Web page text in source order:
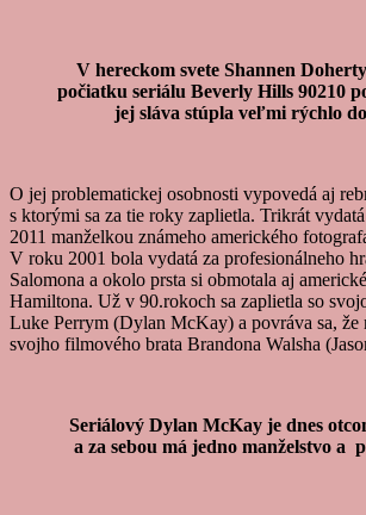
V hereckom svete Shannen
počiatku seriálu Beverly Hills 90210
jej sláva stúpla veľmi rýchlo
O jej problematickej osobnosti vypovedá aj
s ktorými sa za tie roky zaplietla. Trikrát
2011 manželkou známeho amerického
V roku 2001 bola vydatá za profesionálneho
Salomona a okolo prsta si obmotala aj
Hamiltona. Už v 90.rokoch sa zaplietla so
Luke Perrym (Dylan McKay) a povráva sa, že
svojho filmového brata Brandona Walsha
Seriálový Dylan McKay je dnes
a za sebou má jedno manželstvo a